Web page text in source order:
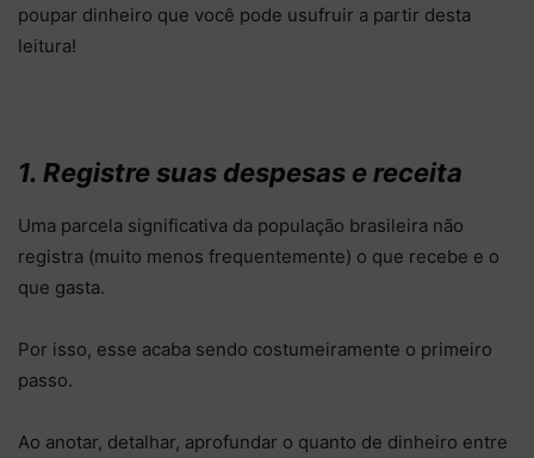
poupar dinheiro que você pode usufruir a partir desta
leitura!
1. Registre suas despesas e receita
Uma parcela significativa da população brasileira não
registra (muito menos frequentemente) o que recebe e o
que gasta.
Por isso, esse acaba sendo costumeiramente o primeiro
passo.
Ao anotar, detalhar, aprofundar o quanto de dinheiro entre